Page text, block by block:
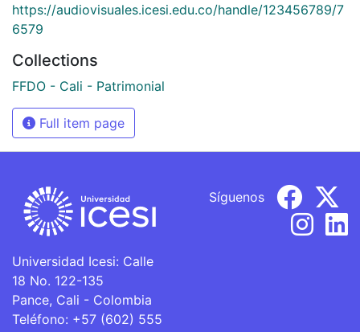
https://audiovisuales.icesi.edu.co/handle/123456789/7
6579
Collections
FFDO - Cali - Patrimonial
Full item page
Universidad Icesi: Calle
18 No. 122-135
Pance, Cali - Colombia
Teléfono: +57 (602) 555
Síguenos